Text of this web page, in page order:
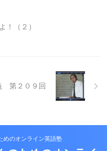
！（２）
第２０９回
めのオンライン英語塾